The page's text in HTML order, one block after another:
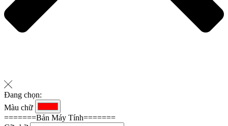
Đang chọn:
Màu chữ
=======Bản Máy Tính=======